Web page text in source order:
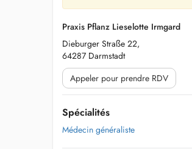
Praxis Pflanz Lieselotte Irmgard
Dieburger Straße 22,
64287 Darmstadt
Appeler pour prendre RDV
Spécialités
Médecin généraliste